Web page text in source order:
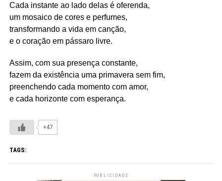
Cada instante ao lado delas é oferenda,
um mosaico de cores e perfumes,
transformando a vida em canção,
e o coração em pássaro livre.
Assim, com sua presença constante,
fazem da existência uma primavera sem fim,
preenchendo cada momento com amor,
e cada horizonte com esperança.
+47
TAGS:
PUBLICIDADE